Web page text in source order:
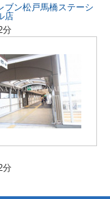
ブン松戸馬橋ステーシ
店
分
分